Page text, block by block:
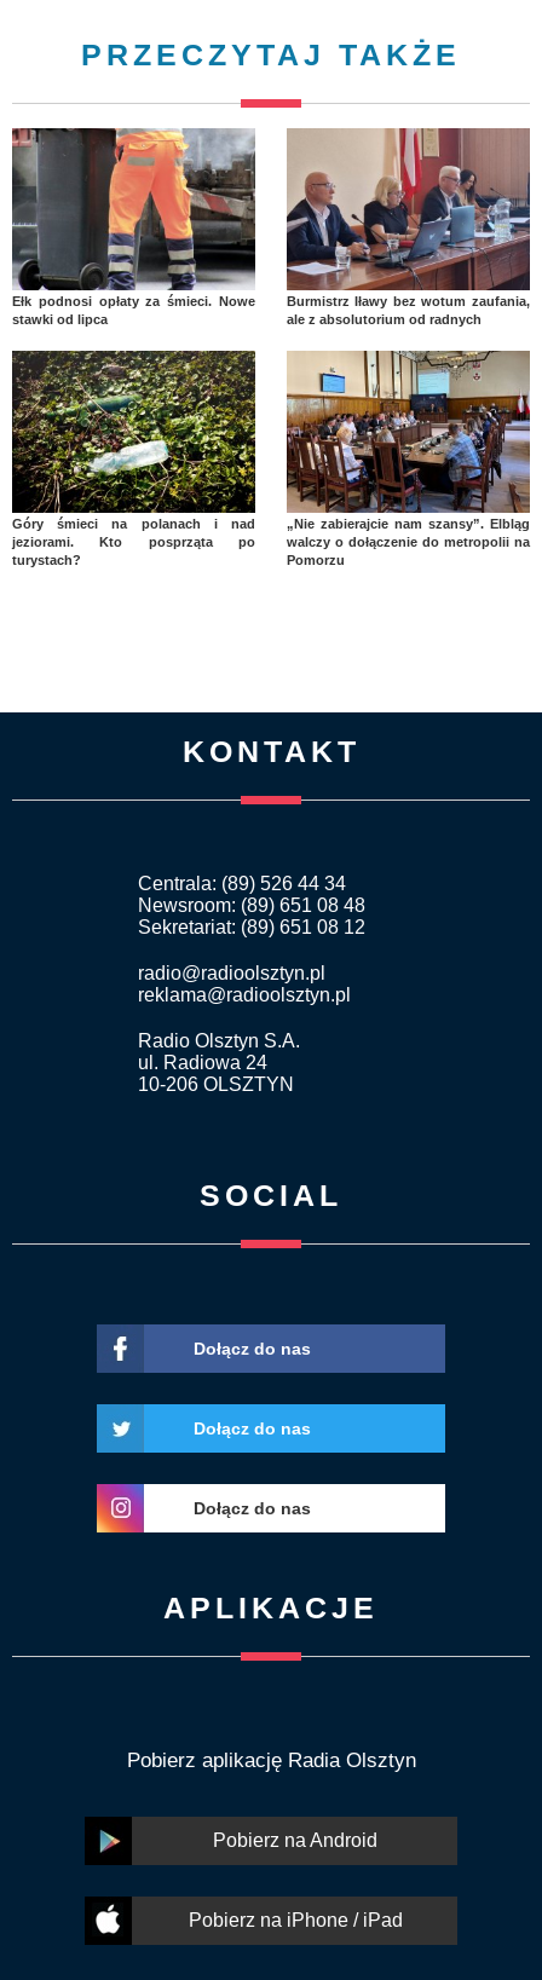
PRZECZYTAJ TAKŻE
Ełk podnosi opłaty za śmieci. Nowe
stawki od lipca
Burmistrz Iławy bez wotum zaufania,
ale z absolutorium od radnych
Góry śmieci na polanach i nad
jeziorami. Kto posprząta po
turystach?
„Nie zabierajcie nam szansy”. Elbląg
walczy o dołączenie do metropolii na
Pomorzu
KONTAKT
Centrala: (89) 526 44 34
Newsroom: (89) 651 08 48
Sekretariat: (89) 651 08 12
radio@radioolsztyn.pl
reklama@radioolsztyn.pl
Radio Olsztyn S.A.
ul. Radiowa 24
10-206 OLSZTYN
SOCIAL
Dołącz do nas
Dołącz do nas
Dołącz do nas
APLIKACJE
Pobierz aplikację Radia Olsztyn
Pobierz na Android
Pobierz na iPhone / iPad